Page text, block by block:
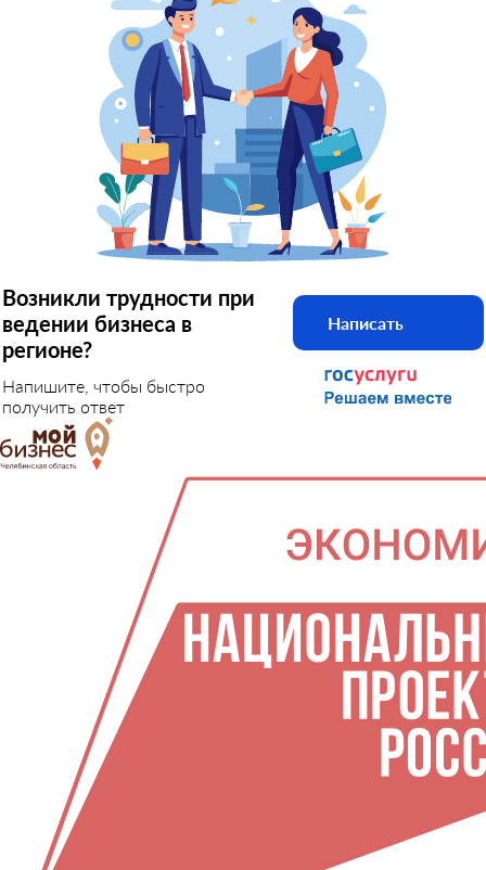
Возникли трудности при
ведении бизнеса в
регионе?
Напишите, чтобы быстро
получить ответ
Написать